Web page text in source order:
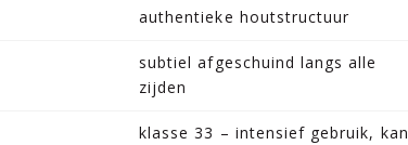
authentieke houtstructuur
subtiel afgeschuind langs alle
zijden
klasse 33 – intensief gebruik, kan